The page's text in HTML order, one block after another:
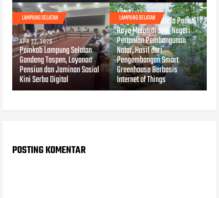
LAMPUNG SELATAN
APR 22, 2026
Pemkab Lampung Selatan
Gandeng Taspen, Layanan
Pensiun dan Jaminan Sosial
Kini Serba Digital
LAMPUNG SELATAN
APR 21, 2026
Wagub Jihan Nurlela Panen
Raya Melon di SMK Negeri
Pertanian Pembangunan
Natar, Hasil dari
Pengembangan Smart
Greenhouse Berbasis
Internet of Things
POSTING KOMENTAR